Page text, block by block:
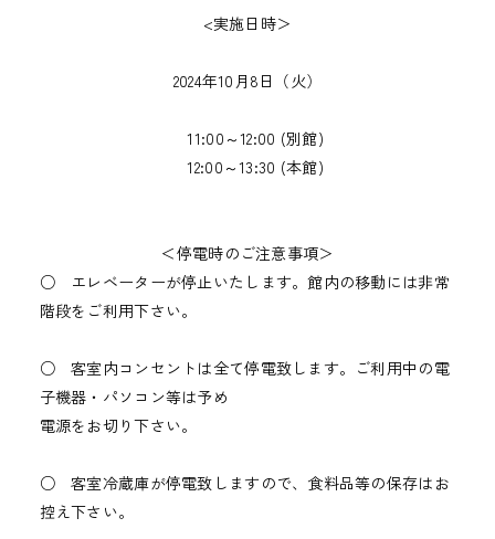
<実施日時＞
2024年10月8日（火）
11:00～12:00 (別館)
12:00～13:30 (本館)
＜停電時のご注意事項＞
○ エレベーターが停止いたします。館内の移動には非常
階段をご利用下さい。
○ 客室内コンセントは全て停電致します。ご利用中の電
子機器・パソコン等は予め
電源をお切り下さい。
○ 客室冷蔵庫が停電致しますので、食料品等の保存はお
控え下さい。